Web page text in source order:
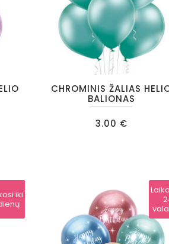
CHROMINIS ŽALIAS
BALIONAS
3.00 €
iki
24 iki